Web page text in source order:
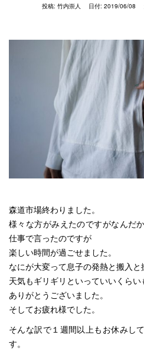
投稿: 竹内崇人 日付: 2019/06/08
森道市場終わりました。
様々な方がみえたのですがなんだ
仕事で言ったのですが
楽しい時間が過ごせました。
なにが大変って息子の発熱と搬入と
天気もギリギリといっていいくらい
ありがとうございました。
そしてお疲れ様でした。
そんな訳で１週間以上もお休みし
す。